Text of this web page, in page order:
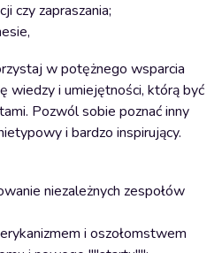
czy zapraszania;
w potężnego wsparcia
wiedzy i umiejętności, którą być
Pozwól sobie poznać inny
i bardzo inspirujący.
niezależnych zespołów
i oszołomstwem